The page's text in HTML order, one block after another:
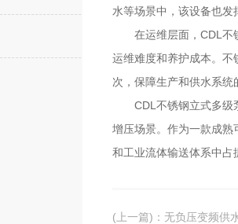
水等场景中，该设备也发
在运维层面，CDL不锈
运维难度和养护成本。
次，保障生产和供水系统
CDL不锈钢立式多级泵
增压场景。作为一款成
和工业流体输送体系中
(上一篇) ： 无负压变频供